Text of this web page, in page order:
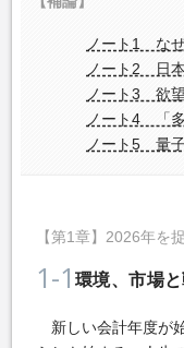
ノート1 な
ノート2 日本
ノート3 欲望
ノート4 「
ノート5 量
【第1章】2026年を
1-1 環境、市場
新しい会計年度が